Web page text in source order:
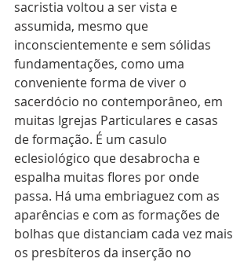
sacristia voltou a ser vista e
assumida, mesmo que
inconscientemente e sem sólidas
fundamentações, como uma
conveniente forma de viver o
sacerdócio no contemporâneo, em
muitas Igrejas Particulares e casas
de formação. É um casulo
eclesiológico que desabrocha e
espalha muitas flores por onde
passa. Há uma embriaguez com as
aparências e com as formações de
bolhas que distanciam cada vez mais
os presbíteros da inserção no